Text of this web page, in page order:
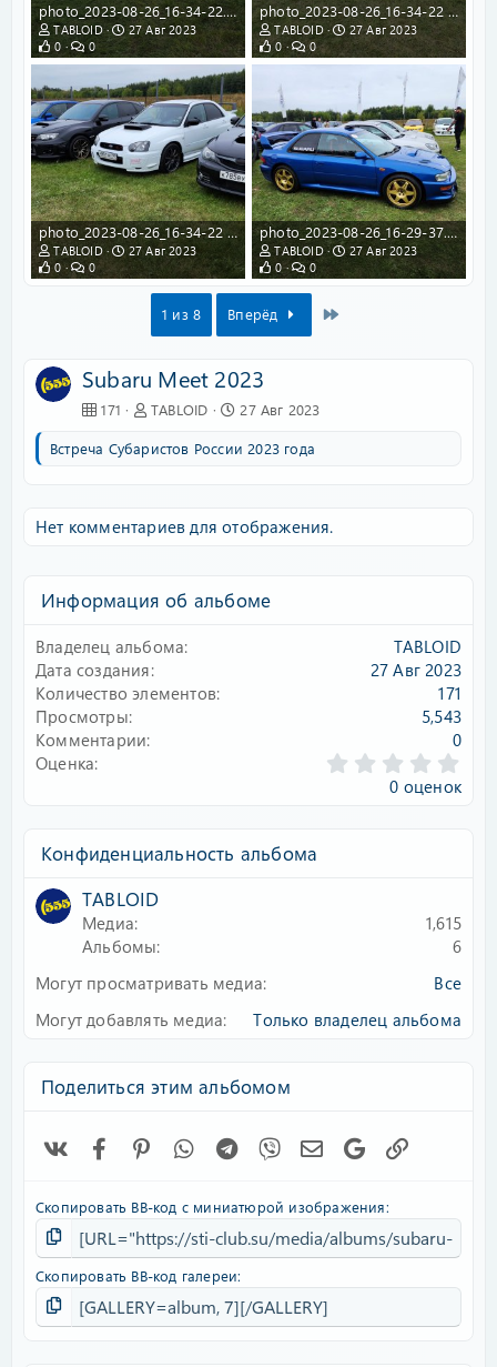
photo_2023-08-26_16-34-22.jpg
TABLOID
27 Авг 2023
0
0
photo_2023-08-26_16-34-22 (3).jpg
TABLOID
27 Авг 2023
0
0
photo_2023-08-26_16-34-22 (2).jpg
TABLOID
27 Авг 2023
0
0
photo_2023-08-26_16-29-37.jpg
TABLOID
27 Авг 2023
0
0
1 из 8 Вперёд
Subaru Meet 2023
171 TABLOID 27 Авг 2023
Встреча Субаристов России 2023 года
Нет комментариев для отображения.
Информация об альбоме
Владелец альбома
TABLOID
Дата создания
27 Авг 2023
Количество элементов
171
Просмотры
5,543
Комментарии
0
Оценка
.
0
д
0 оценок
Конфиденциальность альбома
TABLOID
Медиа
1,615
Альбомы
6
Могут просматривать медиа
Все
Могут добавлять медиа
Только владелец альбома
Поделиться этим альбомом
FacebookPinterestWhatsAppTelegram
Viber Электронная почта
Google
Скопировать BB-код с миниатюрой изображения
Скопировать BB-код галереи